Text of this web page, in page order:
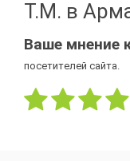
Т.М. в
Ваше мнение
посетителей сайта.